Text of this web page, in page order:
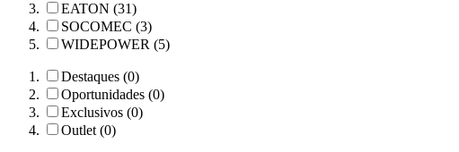
EATON (31)
SOCOMEC (3)
WIDEPOWER (5)
Destaques (0)
Oportunidades (0)
Exclusivos (0)
Outlet (0)